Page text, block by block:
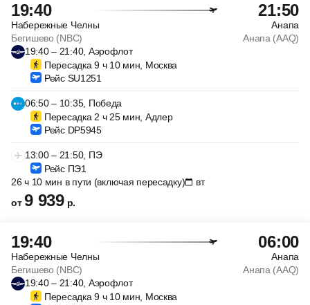
19:40 21:50
Набережные Челны
Анапа
Бегишево (NBC)
Анапа (AAQ)
19:40 – 21:40, Аэрофлот
Пересадка 9 ч 10 мин, Москва
Рейс SU1251
06:50 – 10:35, Победа
Пересадка 2 ч 25 мин, Адлер
Рейс DP5945
13:00 – 21:50, ПЭ
Рейс ПЭ1
26 ч 10 мин в пути (включая пересадку)
вт
от9 939 р.
19:40 06:00
Набережные Челны
Анапа
Бегишево (NBC)
Анапа (AAQ)
19:40 – 21:40, Аэрофлот
Пересадка 9 ч 10 мин, Москва